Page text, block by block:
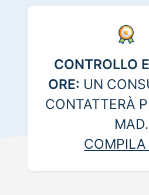
CONTROLLO
ORE: UN
CONTATTERÀ
MAD.
COMPILA